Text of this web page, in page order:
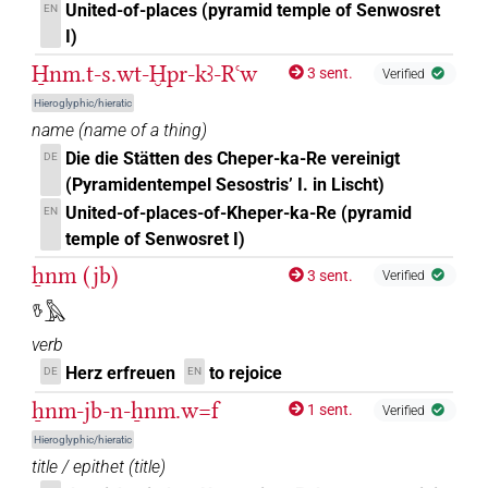
F105
F105 𓏌 | 1× V(infl. unedited) ( | 1× V\tam.act-ant:stpr (
)
F105 𓏏𓏲 | 2× V\tam-pass (1,2)
US9W9BVARA | 1× V\inf (1) | 1× V\tam.act (1)
US9W9BVARA (1)
W42A
[]⸮𓎸? | 1× V\tam.act:stpr (1)
[]𓅓 | 1× V\imp.sg 1)
V\tam.act:stpr (1,2,
EN
United-of-places (pyramid temple of Senwosret
I)
H̱nm.t-s.wt-Ḫpr-kꜣ-Rꜥw
Hieroglyphic/hieratic
3 sent. Verified
name (name of a thing)
DE
Die die Stätten des Cheper-ka-Re vereinigt
(Pyramidentempel Sesostris’ I. in Lischt)
EN
United-of-places-of-Kheper-ka-Re (pyramid
temple of Senwosret I)
ẖnm (jb)
𓎸𓅓
3 sent. Verified
verb
DE Herz erfreuen EN to rejoice
ẖnm-jb-n-ẖnm.w=f
Hieroglyphic/hieratic
1 sent. Verified
title / epithet (title)